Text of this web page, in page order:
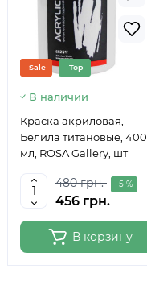
Sale Top
В наличии
Краска акриловая,
Белила титановые, 400
мл, ROSA Gallery, шт
480 грн. -5 %
456 грн.
В корзину